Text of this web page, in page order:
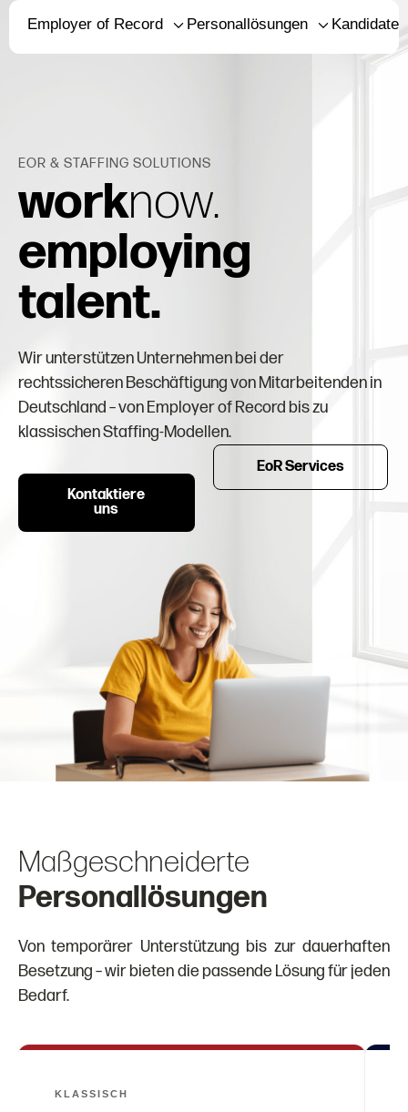
Employer of Record Personallösungen Kandidaten
EOR & STAFFING SOLUTIONS
worknow.
employing
talent.
Wir unterstützen Unternehmen bei der
rechtssicheren Beschäftigung von Mitarbeitenden in
Deutschland – von Employer of Record bis zu
klassischen Staffing-Modellen.
Kontaktiere
uns
EoR Services
Maßgeschneiderte
Personallösungen
Von temporärer Unterstützung bis zur dauerhaften
Besetzung – wir bieten die passende Lösung für jeden
Bedarf.
KLASSISCH